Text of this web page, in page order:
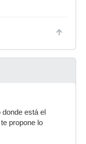
está el
propone lo